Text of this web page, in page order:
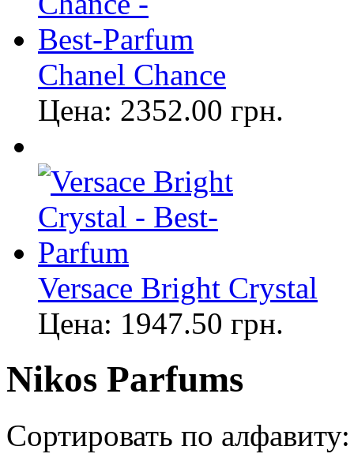
Chanel Chance
Цена: 2352.00 грн.
Versace Bright Crystal
Цена: 1947.50 грн.
Nikos Parfums
Сортировать по